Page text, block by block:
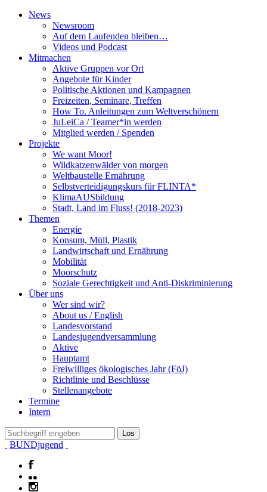
News
Newsroom
Auf dem Laufenden bleiben…
Videos und Podcast
Mitmachen
Aktive Gruppen vor Ort
Angebote für Kinder
Politische Aktionen und Kampagnen
Freizeiten, Seminare, Treffen
How To. Anleitungen zum Weltverschönern
JuLeiCa / Teamer*in werden
Mitglied werden / Spenden
Projekte
We want Moor!
Wildkatzenwälder von morgen
Weltbaustelle Ernährung
Selbstverteidigungskurs für FLINTA*
KlimaAUSbildung
Stadt, Land im Fluss! (2018-2023)
Themen
Energie
Konsum, Müll, Plastik
Landwirtschaft und Ernährung
Mobilität
Moorschutz
Soziale Gerechtigkeit und Anti-Diskriminierung
Über uns
Wer sind wir?
About us / English
Landesvorstand
Landesjugendversammlung
Aktive
Hauptamt
Freiwilliges ökologisches Jahr (FöJ)
Richtlinie und Beschlüsse
Stellenangebote
Termine
Intern
BUNDjugend